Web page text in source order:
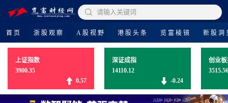
 请输入关键词
首页 浙股观察 A股视野 港股头条 览富棱镜 新股洞
上证指数
3900.35
0.57
深证成指
14110.12
-0.24
创业
3515.56